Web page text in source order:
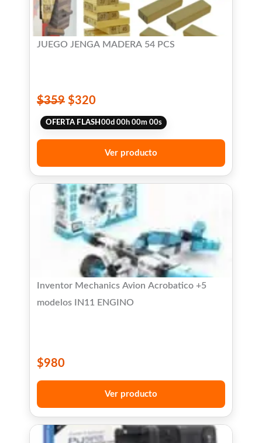
JUEGO JENGA MADERA 54 PCS
$359 $320
OFERTA FLASH 00d 00h 00m 00s
Ver producto
Inventor Mechanics Avion Acrobatico +5
modelos IN11 ENGINO
$980
Ver producto